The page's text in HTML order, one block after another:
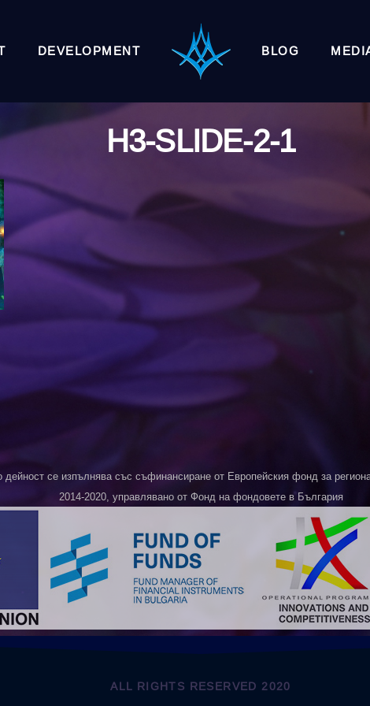
DEVELOPMENT BLOG
H3-SLIDE-2-1
се изпълнява със съфинансиране от Европейския фонд за
2014-2020, управлявано от Фонд на фондовете в България
ALL RIGHTS RESERVED 2020